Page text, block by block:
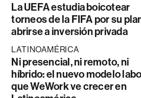
La UEFA estudia boicotear
torneos de la FIFA por su
abrirse a inversión privada
LATINOAMÉRICA
Ni presencial, ni remoto, ni
híbrido: el nuevo modelo
que WeWork ve crecer en